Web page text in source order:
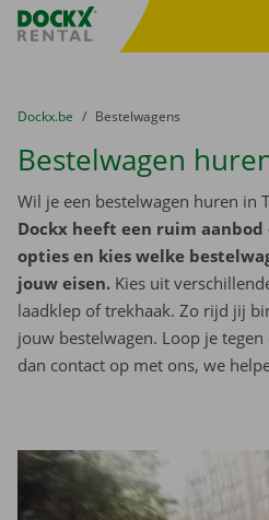
Fratello DEMO
U bevindt zich hier:
van
Dockx.be naar
Bestelwagens
Bestelwagen
Wil je een bestelwagen huren in
Dockx heeft een ruim
opties en kies welke
jouw eisen. Kies uit
laadklep of trekhaak. Zo rijd jij
jouw bestelwagen. Loop je tegen
dan contact op met ons, we